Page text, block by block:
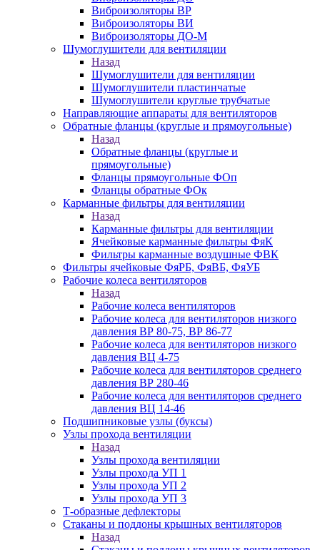
Виброизоляторы ВР
Виброизоляторы ВИ
Виброизоляторы ДО-М
Шумоглушители для вентиляции
Назад
Шумоглушители для вентиляции
Шумоглушители пластинчатые
Шумоглушители круглые трубчатые
Направляющие аппараты для вентиляторов
Обратные фланцы (круглые и прямоугольные)
Назад
Обратные фланцы (круглые и
прямоугольные)
Фланцы прямоугольные ФОп
Фланцы обратные ФОк
Карманные фильтры для вентиляции
Назад
Карманные фильтры для вентиляции
Ячейковые карманные фильтры ФяК
Фильтры карманные воздушные ФВК
Фильтры ячейковые ФяРБ, ФяВБ, ФяУБ
Рабочие колеса вентиляторов
Назад
Рабочие колеса вентиляторов
Рабочие колеса для вентиляторов низкого
давления ВР 80-75, ВР 86-77
Рабочие колеса для вентиляторов низкого
давления ВЦ 4-75
Рабочие колеса для вентиляторов среднего
давления ВР 280-46
Рабочие колеса для вентиляторов среднего
давления ВЦ 14-46
Подшипниковые узлы (буксы)
Узлы прохода вентиляции
Назад
Узлы прохода вентиляции
Узлы прохода УП 1
Узлы прохода УП 2
Узлы прохода УП 3
Т-образные дефлекторы
Стаканы и поддоны крышных вентиляторов
Назад